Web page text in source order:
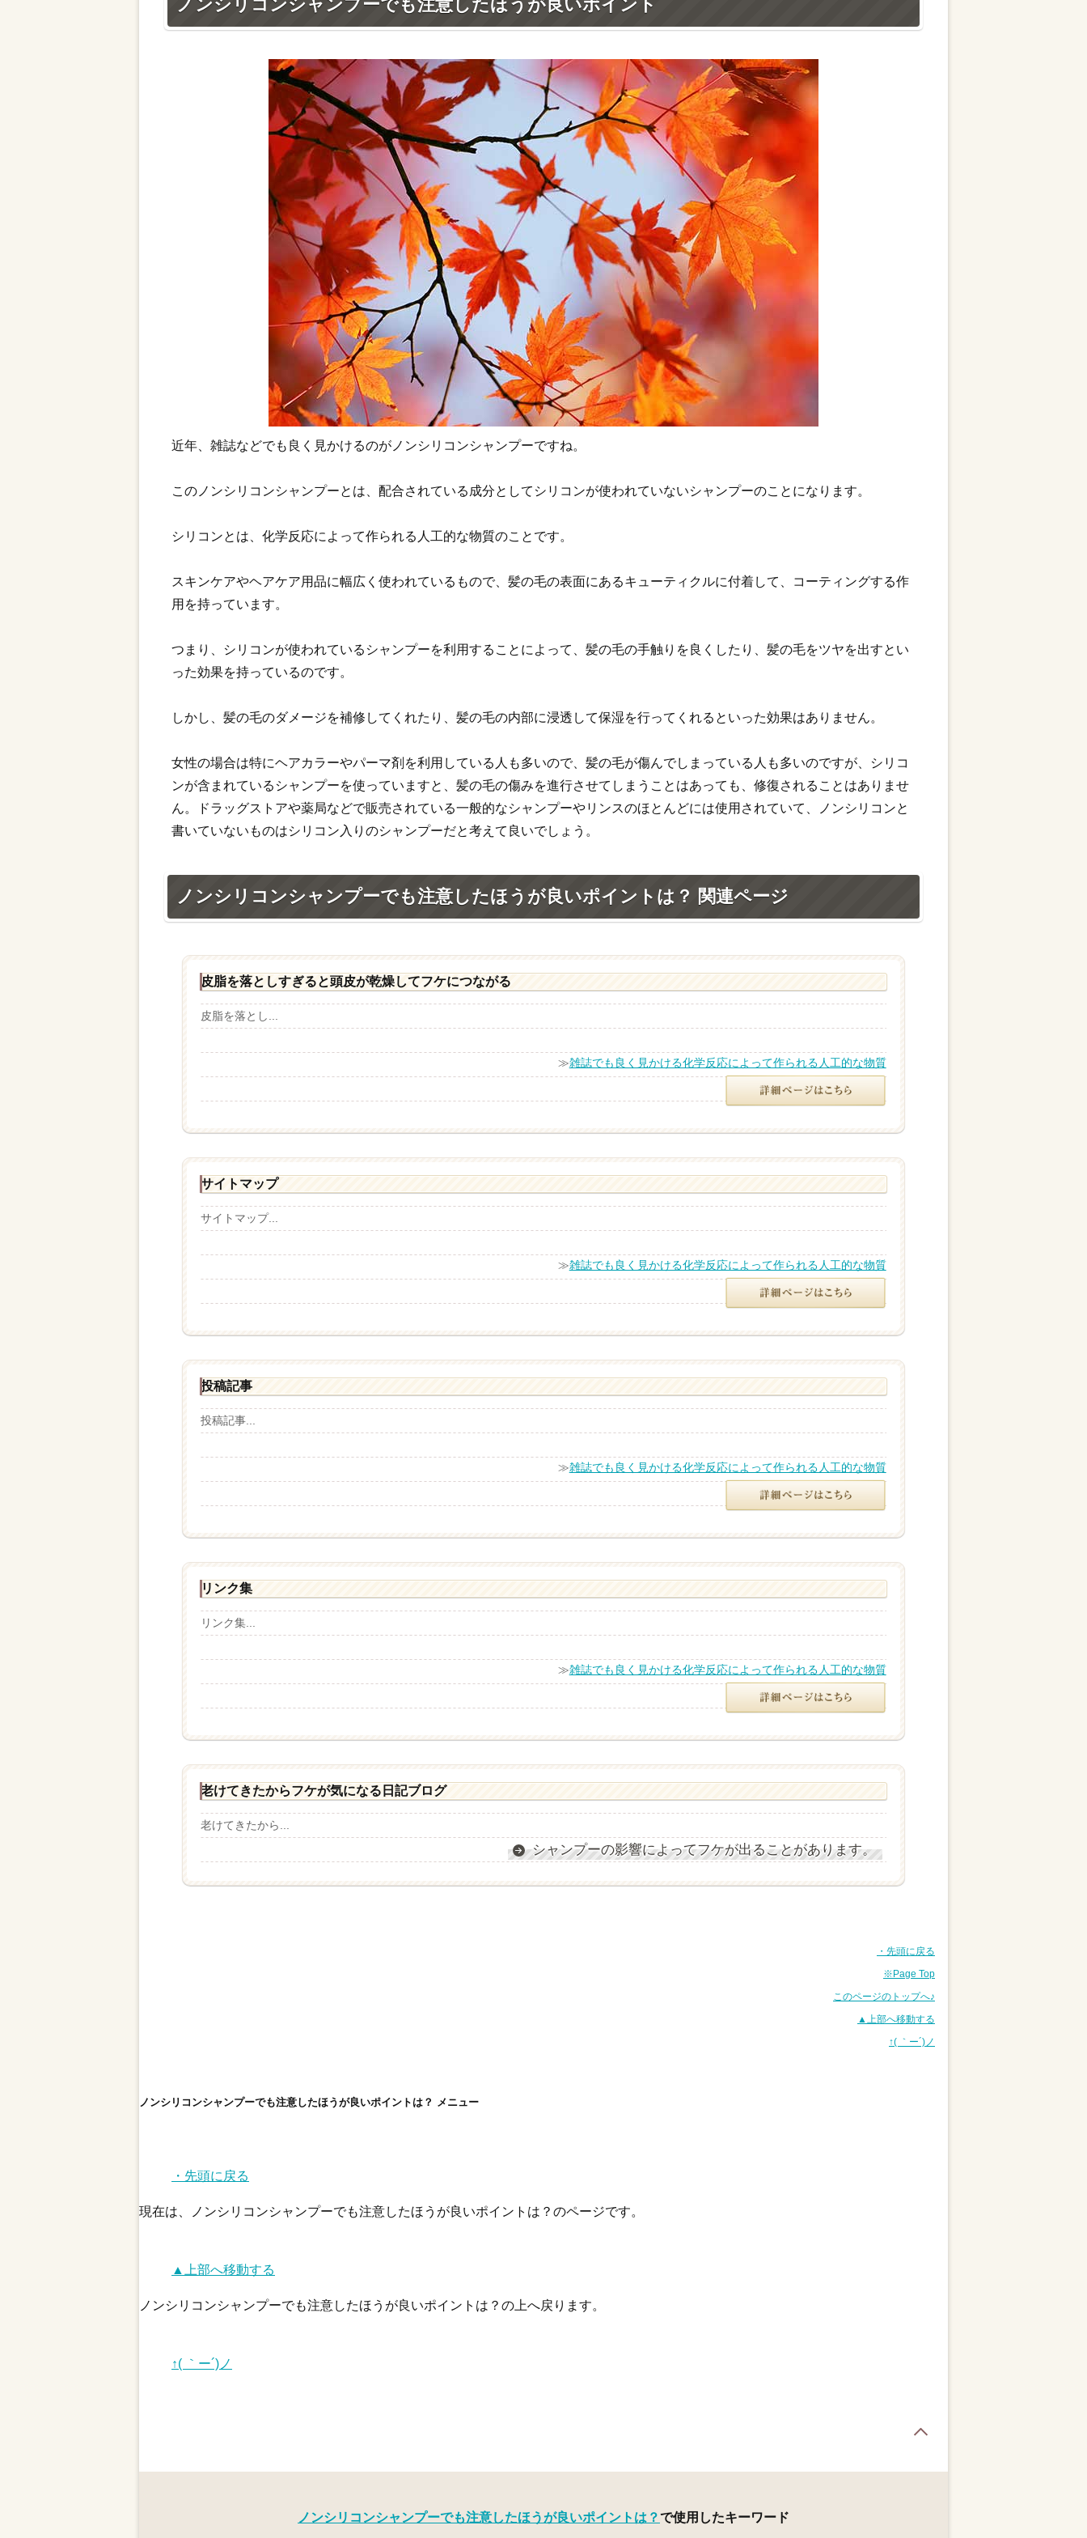
ノンシリコンシャンプーでも注意したほうが良いポイント
近年、雑誌などでも良く見かけるのがノンシリコンシャンプーですね。
このノンシリコンシャンプーとは、配合されている成分としてシリコンが使われていないシャンプーのことになります。
シリコンとは、化学反応によって作られる人工的な物質のことです。
スキンケアやヘアケア用品に幅広く使われているもので、髪の毛の表面にあるキューティクルに付着して、コーティングする作
用を持っています。
つまり、シリコンが使われているシャンプーを利用することによって、髪の毛の手触りを良くしたり、髪の毛をツヤを出すとい
った効果を持っているのです。
しかし、髪の毛のダメージを補修してくれたり、髪の毛の内部に浸透して保湿を行ってくれるといった効果はありません。
女性の場合は特にヘアカラーやパーマ剤を利用している人も多いので、髪の毛が傷んでしまっている人も多いのですが、シリコ
ンが含まれているシャンプーを使っていますと、髪の毛の傷みを進行させてしまうことはあっても、修復されることはありませ
ん。ドラッグストアや薬局などで販売されている一般的なシャンプーやリンスのほとんどには使用されていて、ノンシリコンと
書いていないものはシリコン入りのシャンプーだと考えて良いでしょう。
ノンシリコンシャンプーでも注意したほうが良いポイントは？ 関連ページ
皮脂を落としすぎると頭皮が乾燥してフケにつながる
皮脂を落とし...
≫雑誌でも良く見かける化学反応によって作られる人工的な物質
サイトマップ
サイトマップ...
≫雑誌でも良く見かける化学反応によって作られる人工的な物質
投稿記事
投稿記事...
≫雑誌でも良く見かける化学反応によって作られる人工的な物質
リンク集
リンク集...
≫雑誌でも良く見かける化学反応によって作られる人工的な物質
老けてきたからフケが気になる日記ブログ
老けてきたから...
シャンプーの影響によってフケが出ることがあります。
・先頭に戻る
※Page Top
このページのトップへ♪
▲上部へ移動する
↑( ｀ー´)ノ
ノンシリコンシャンプーでも注意したほうが良いポイントは？ メニュー
・先頭に戻る
現在は、ノンシリコンシャンプーでも注意したほうが良いポイントは？のページです。
▲上部へ移動する
ノンシリコンシャンプーでも注意したほうが良いポイントは？の上へ戻ります。
↑( ｀ー´)ノ
ノンシリコンシャンプーでも注意したほうが良いポイントは？で使用したキーワード